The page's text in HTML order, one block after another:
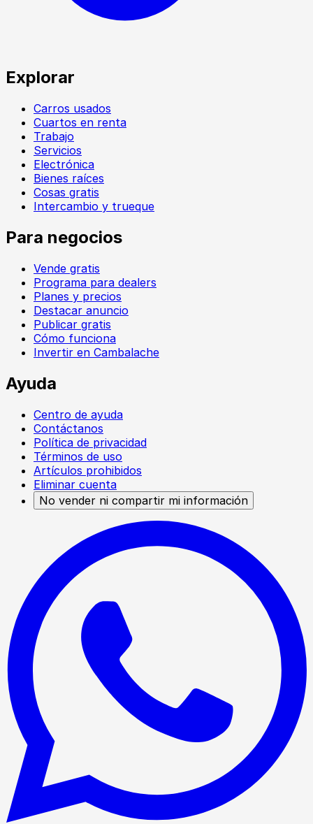
Explorar
Carros usados
Cuartos en renta
Trabajo
Servicios
Electrónica
Bienes raíces
Cosas gratis
Intercambio y trueque
Para negocios
Vende gratis
Programa para dealers
Planes y precios
Destacar anuncio
Publicar gratis
Cómo funciona
Invertir en Cambalache
Ayuda
Centro de ayuda
Contáctanos
Política de privacidad
Términos de uso
Artículos prohibidos
Eliminar cuenta
No vender ni compartir mi información